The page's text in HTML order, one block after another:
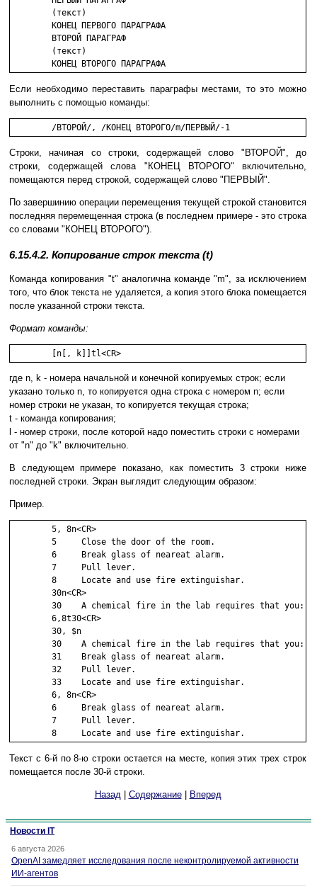
        (текст)
        КОНЕЦ ПЕРВОГО ПАРАГРАФА
        ВТОРОЙ ПАРАГРАФ
        (текст)
        КОНЕЦ ВТОРОГО ПАРАГРАФА
Если необходимо переставить параграфы местами, то это можно
выполнить с помощью команды:
        /ВТОРОЙ/, /КОНЕЦ ВТОРОГО/m/ПЕРВЫЙ/-1
Строки, начиная со строки, содержащей слово "ВТОРОЙ", до
строки, содержащей слова "КОНЕЦ ВТОРОГО" включительно,
помещаются перед строкой, содержащей слово "ПЕРВЫЙ".
По завершинию операции перемещения текущей строкой становится
последняя перемещенная строка (в последнем примере - это строка
со словами "КОНЕЦ ВТОРОГО").
6.15.4.2. Копирование строк текста (t)
Команда копирования "t" аналогична команде "m", за исключением
того, что блок текста не удаляется, а копия этого блока помещается
после указанной строки текста.
Формат команды:
	[n[, k]]tl<CR>
где n, k - номера начальной и конечной копируемых строк; если
указано только n, то копируется одна строка с номером n; если
номер строки не указан, то копируется текущая строка;
t - команда копирования;
l - номер строки, после которой надо поместить строки с номерами
от "n" до "k" включительно.
В следующем примере показано, как поместить 3 строки ниже
последней строки. Экран выглядит следующим образом:
Пример.
        5, 8n<CR>
        5     Close the door of the room.
        6     Break glass of neareat alarm.
        7     Pull lever.
        8     Locate and use fire extinguishar.
        30n<CR>
        30    A chemical fire in the lab requires that you:
        6,8t30<CR>
        30, $n
        30    A chemical fire in the lab requires that you:
        31    Break glass of neareat alarm.
        32    Pull lever.
        33    Locate and use fire extinguishar.
        6, 8n<CR>
        6     Break glass of neareat alarm.
        7     Pull lever.
        8     Locate and use fire extinguishar.
Текст с 6-й по 8-ю строки остается на месте, копия этих трех строк
помещается после 30-й строки.
Назад| Содержание| Вперед
Новости IT
6 августа 2026
OpenAI замедляет исследования после неконтролируемой активности
ИИ-агентов